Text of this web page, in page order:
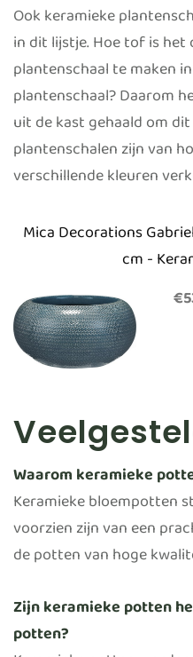
Ook keramieke
in dit lijstje. Hoe tof is
plantenschaal te maken
plantenschaal? Daarom
uit de kast gehaald om
plantenschalen zijn van
verschillende kleuren
Mica Decorations
cm -
Waarom keramieke
Keramieke bloempotten
voorzien zijn van een
de potten van hoge
Zijn keramieke potten
potten?